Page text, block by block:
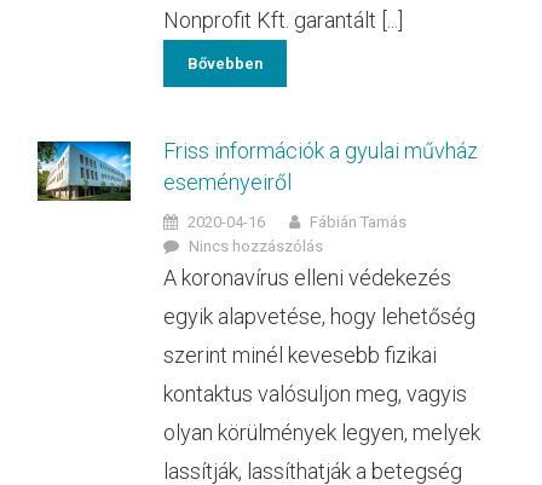
Nonprofit Kft. garantált [...]
Bővebben
Friss információk a gyulai művház
eseményeiről
2020-04-16
Fábián Tamás
Nincs hozzászólás
A koronavírus elleni védekezés
egyik alapvetése, hogy lehetőség
szerint minél kevesebb fizikai
kontaktus valósuljon meg, vagyis
olyan körülmények legyen, melyek
lassítják, lassíthatják a betegség